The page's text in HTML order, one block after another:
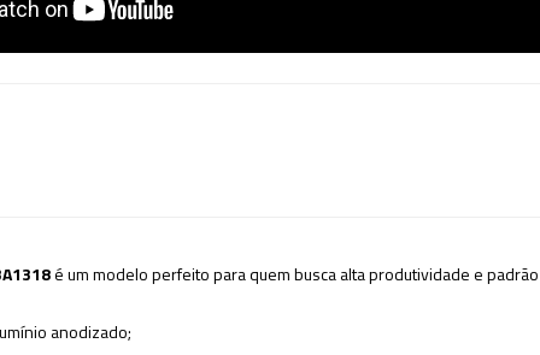
é um modelo perfeito para quem busca alta produtividade e
anodizado;